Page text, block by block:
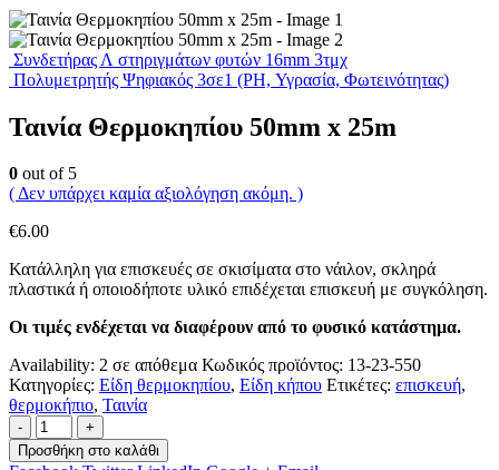
Συνδετήρας Λ στηριγμάτων φυτών 16mm 3τμχ
Πολυμετρητής Ψηφιακός 3σε1 (PH, Υγρασία, Φωτεινότητας)
Ταινία Θερμοκηπίου 50mm x 25m
0 out of 5
( Δεν υπάρχει καμία αξιολόγηση ακόμη. )
€6.00
Κατάλληλη για επισκευές σε σκισίματα στο νάιλον, σκληρά
πλαστικά ή οποιοδήποτε υλικό επιδέχεται επισκευή με συγκόληση.
Οι τιμές ενδέχεται να διαφέρουν από το φυσικό κατάστημα.
Availability: 2 σε απόθεμα Κωδικός προϊόντος: 13-23-550
Κατηγορίες: Είδη θερμοκηπίου, Είδη κήπου Ετικέτες: επισκευή,
θερμοκήπιο, Ταινία
-
+
Προσθήκη στο καλάθι